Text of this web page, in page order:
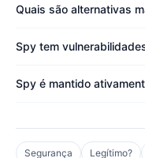
Quais são alternativas
Spy tem
Spy é mantido
Segurança Legítimo?